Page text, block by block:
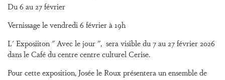
Du 6 au 27 février
Vernissage le vendredi 6 février à 19h
L' Exposiiton " Avec le jour ", sera visible du 7 au 27 février 2026
dans le Café du centre centre culturel Cerise.
Pour cette exposition, Josée le Roux présentera un ensemble de